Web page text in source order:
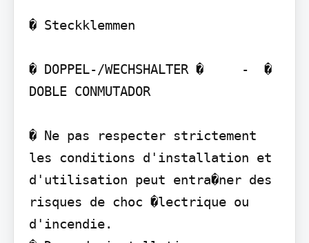
� Steckklemmen
� DOPPEL-/WECHSHALTER �     -  �
DOBLE CONMUTADOR
� Ne pas respecter strictement
les conditions d'installation et
d'utilisation peut entra�ner des
risques de choc �lectrique ou
d'incendie.